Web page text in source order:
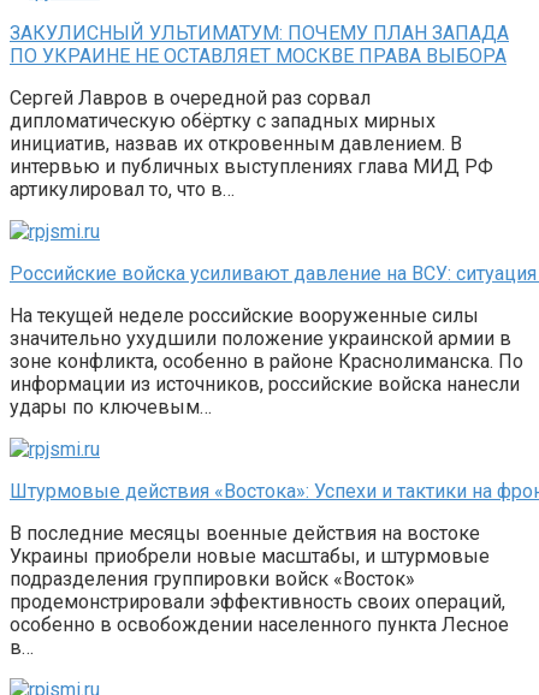
ЗАКУЛИСНЫЙ УЛЬТИМАТУМ: ПОЧЕМУ ПЛАН ЗАПАДА
ПО УКРАИНЕ НЕ ОСТАВЛЯЕТ МОСКВЕ ПРАВА ВЫБОРА
Сергей Лавров в очередной раз сорвал
дипломатическую обёртку с западных мирных
инициатив, назвав их откровенным давлением. В
интервью и публичных выступлениях глава МИД РФ
артикулировал то, что в…
Российские войска усиливают давление на ВСУ:
На текущей неделе российские вооруженные силы
значительно ухудшили положение украинской армии в
зоне конфликта, особенно в районе Краснолиманска. По
информации из источников, российские войска нанесли
удары по ключевым…
Штурмовые действия «Востока»: Успехи и тактики на
В последние месяцы военные действия на востоке
Украины приобрели новые масштабы, и штурмовые
подразделения группировки войск «Восток»
продемонстрировали эффективность своих операций,
особенно в освобождении населенного пункта Лесное
в…